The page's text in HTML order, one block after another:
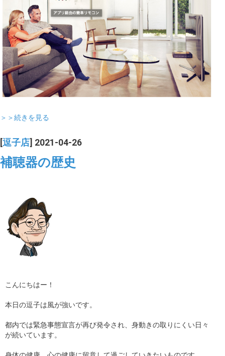
＞＞続きを見る
[逗子店] 2021-04-26
補聴器の歴史
こんにちはー！
本日の逗子は風が強いです。
都内では緊急事態宣言が再び発令され、身動きの取りにくい日々
が続いています。